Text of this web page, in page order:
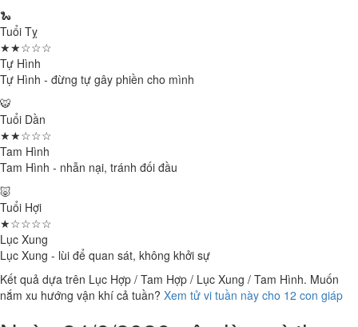
🐍
Tuổi Tỵ
★★☆☆☆
Tự Hình
Tự Hình - đừng tự gây phiền cho mình
🐯
Tuổi Dần
★★☆☆☆
Tam Hình
Tam Hình - nhẫn nại, tránh đối đầu
🐷
Tuổi Hợi
★☆☆☆☆
Lục Xung
Lục Xung - lùi để quan sát, không khởi sự
Kết quả dựa trên Lục Hợp / Tam Hợp / Lục Xung / Tam Hình. Muốn
nắm xu hướng vận khí cả tuần? Xem tử vi tuần này cho 12 con giáp